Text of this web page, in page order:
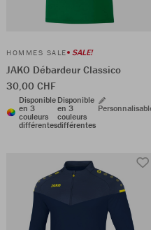
HOMMES SALE SALE!
JAKO Débardeur Classico
30,00 CHF
Disponible
en 3
couleurs
différentes
Disponible
en 3
couleurs
différentes